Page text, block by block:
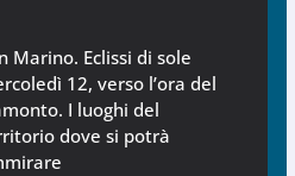
Marino. Eclissi di sole
12, verso l’ora del
I luoghi del
dove si potrà